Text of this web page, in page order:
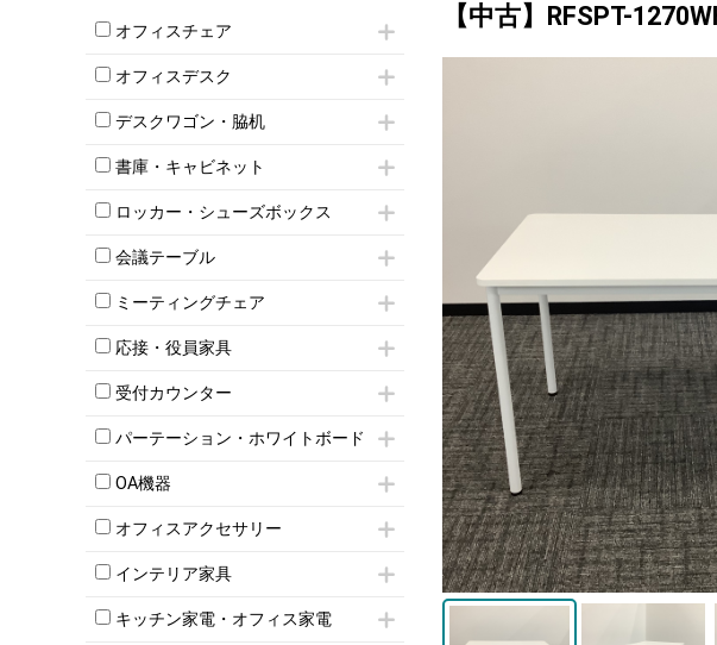
オフィスチェア
肘付きチェア
肘無しチェア
役員チェア
オフィスチェアその他
オフィスデスク
片袖机
フリーアドレスデスク（ベンチデスク）
昇降デスク
両袖机
デスクワゴン・脇机
インワゴン2段
インワゴン3段
脇机
書庫・キャビネット
ハイキャビネット
ローキャビネット
両開きキャビネット
上下連結キャビネット
軽量ラック（スチールラック）
収納家具その他
オープン書庫
両開書庫
引き違い書庫
ロッカー・シューズボックス
1人用ロッカー
2人用ロッカー
3人用ロッカー
5人用ロッカー
8人用ロッカー
多人数ロッカー
シリンダー錠ロッカー
ダイヤル錠ロッカー
ボタン錠ロッカー
シューズロッカー・下駄箱
ロッカーその他
会議テーブル
ミーティングテーブル
スタッキングテーブル
ネスティングテーブル
カウンターテーブル
T字脚テーブル
会議テーブルW1200～
会議テーブルW1800～
折りたたみ会議テーブル
ハイテーブル
ミーティングチェア
キャスター付きミーティングチェア
スタッキングミーティングチェア
テーブル付きミーティングチェア
折りたたみミーティングチェア
ハイチェア
ミーティングチェアその他
応接・役員家具
応接セット
応接ソファ
応接チェア
応接・役員家具その他
受付カウンター
ハイカウンター
ローカウンター
ラウンジカウンター
パーテーション・ホワイトボード
パーテーション
自立タイプパーテーション
パーテーションその他
壁掛けホワイトボード
ホワイトボードその他
OA機器
iPad
電話機（ビジネスフォン）
シュレッダー
スクリーン
オフィスアクセサリー
チェア用台車
演台・講演台・演説台
防音パネル
インテリア家具
モールドチェア
ダイニングチェア
キッチン家電・オフィス家電
【中古】RFSPT-